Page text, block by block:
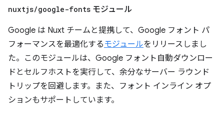
nuxtjs/google-fonts モジュール
Google は Nuxt チームと提携して、Google フォント パ
フォーマンスを最適化する モジュールをリリースしまし
た。このモジュールは、Google フォント自動ダウンロー
ドとセルフホストを実行して、余分なサーバー ラウンド
トリップを回避します。また、フォント インライン オプ
ションもサポートしています。